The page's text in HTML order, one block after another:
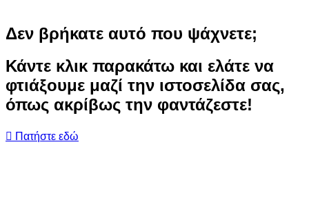
Δεν βρήκατε αυτό που ψάχνετε;
Κάντε κλικ παρακάτω και ελάτε να
φτιάξουμε μαζί την ιστοσελίδα σας,
όπως ακρίβως την φαντάζεστε!
Πατήστε εδώ